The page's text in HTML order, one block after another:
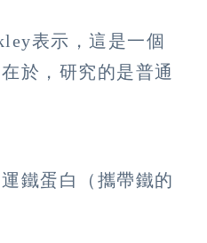
表示，這是一個
於，研究的是普通
鐵蛋白（攜帶鐵的